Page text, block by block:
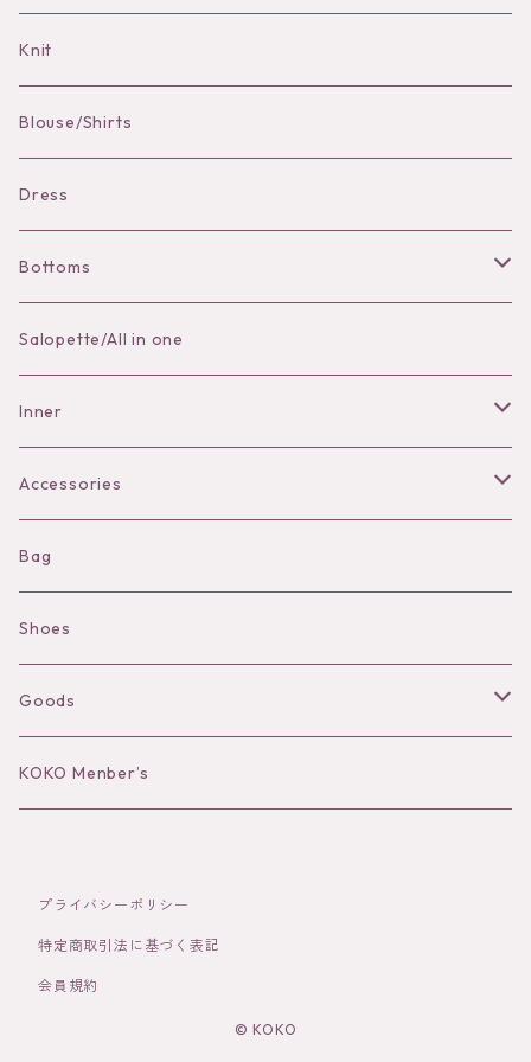
Knit
Blouse/Shirts
Dress
Bottoms
Skirt
Pants
Salopette/All in one
Inner
Bra
Shorts
Camisole
Long sleeve
Accessories
Necklace
Pierce/Earring
Ear Cuff
Bracelet／Bangle
Brooch
Hair Accessories
Bag
Shoes
Goods
Hat
Socks
KOKO Menber’s
プライバシーポリシー
特定商取引法に基づく表記
会員規約
© KOKO